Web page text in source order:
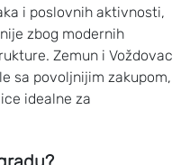
i poslovnih aktivnosti,
zbog modernih
Zemun i Voždovac
sa povoljnijim zakupom,
idealne za